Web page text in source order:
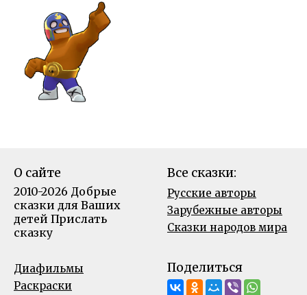
О сайте
2010-2026 Добрые
сказки для Ваших
детей Прислать
сказку
Все сказки:
Русские авторы
Зарубежные авторы
Сказки народов мира
Диафильмы
Раскраски
Поделиться